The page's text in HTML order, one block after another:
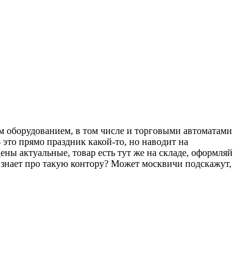
оборудованием, в том числе и торговыми автоматами
прямо праздник какой-то, но наводит на
актуальные, товар есть тут же на складе, оформляй
про такую контору? Может москвичи подскажут,